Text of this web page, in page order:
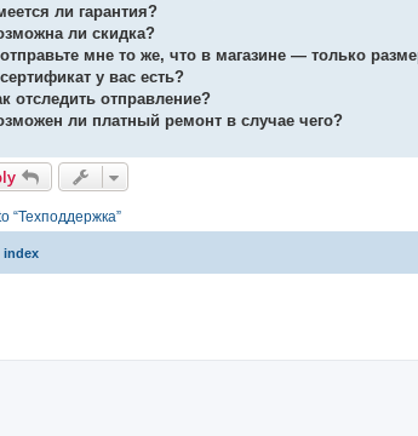
ли гарантия?
ли скидка?
мне то же, что в магазине — только
у вас есть?
отследить отправление?
ли платный ремонт в случае чего?
“Техподдержка”
index